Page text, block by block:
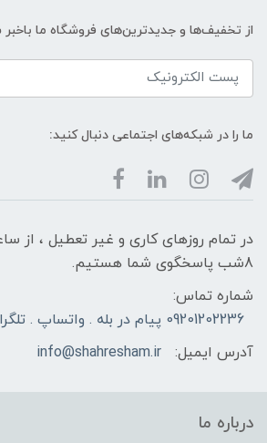
از تخفیف‌ها و جدیدترین‌های فروشگاه ما
ما را در شبکه‌های اجتماعی دنبال کنید:
8شب پاسخگوی شما هستیم.
شماره تماس:
09201202236 پیام در بله . واتساپ . تلگرام و تماس تلفنی
آدرس ایمیل:
info@shahresham.ir
درباره ما